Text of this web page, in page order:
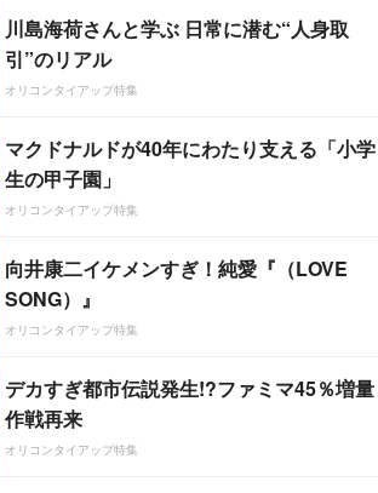
川島海荷さんと学ぶ 日常に潜む“人身取
引”のリアル
オリコンタイアップ特集
マクドナルドが40年にわたり支える「小学
生の甲子園」
オリコンタイアップ特集
向井康二イケメンすぎ！純愛『（LOVE
SONG）』
オリコンタイアップ特集
デカすぎ都市伝説発生!?ファミマ45％増量
作戦再来
オリコンタイアップ特集